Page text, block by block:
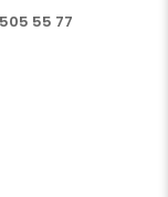
55 77